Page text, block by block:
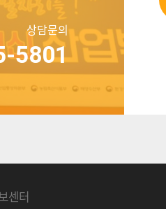
상담문의
5801
센터